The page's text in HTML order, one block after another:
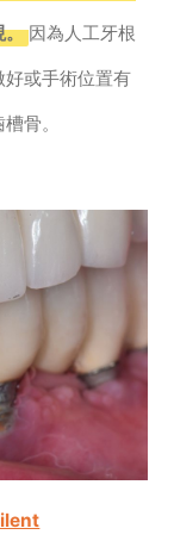
。 因為人工牙根
或手術位置有
骨。